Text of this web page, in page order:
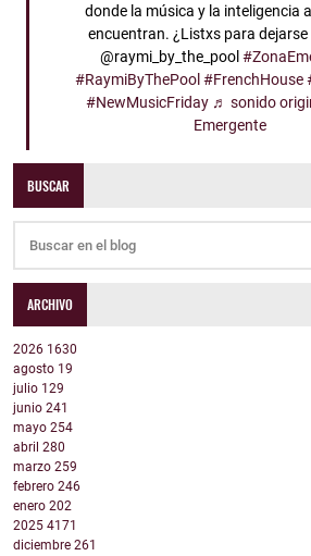
donde la música y la inteligencia
encuentran. ¿Listxs para dejarse
@raymi_by_the_pool
#RaymiByThePool #FrenchHouse
#NewMusicFriday ♬ sonido
Emergente
BUSCAR
ARCHIVO
2026 1630
agosto 19
julio 129
junio 241
mayo 254
abril 280
marzo 259
febrero 246
enero 202
2025 4171
diciembre 261